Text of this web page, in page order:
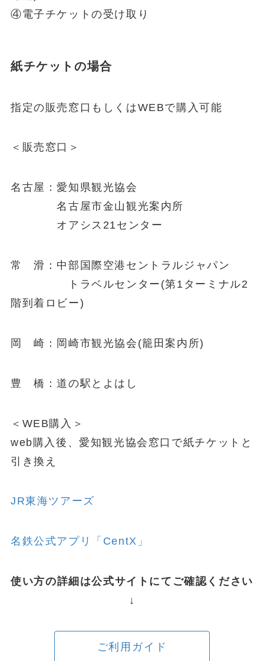
④電子チケットの受け取り
紙チケットの場合
指定の販売窓口もしくはWEBで購入可能
＜販売窓口＞
名古屋：愛知県観光協会
名古屋市金山観光案内所
オアシス21センター
常 滑：中部国際空港セントラルジャパン
トラベルセンター(第1ターミナル2
階到着ロビー)
岡 崎：岡崎市観光協会(籠田案内所)
豊 橋：道の駅とよはし
＜WEB購入＞
web購入後、愛知観光協会窓口で紙チケットと
引き換え
JR東海ツアーズ
名鉄公式アプリ「CentX」
使い方の詳細は公式サイトにてご確認ください
↓
ご利用ガイド